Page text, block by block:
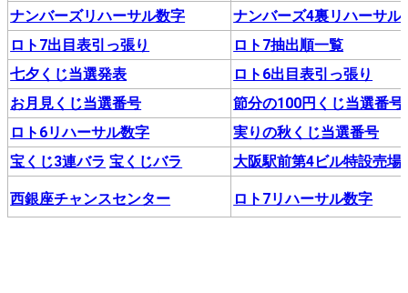
ナンバーズリハーサル数字
ナンバーズ4裏リハーサル
ロト7出目表引っ張り
ロト7抽出順一覧
七夕くじ当選発表
ロト6出目表引っ張り
お月見くじ当選番号
節分の100円くじ当選番号
ロト6リハーサル数字
実りの秋くじ当選番号
宝くじ3連バラ 宝くじバラ 大阪駅前第4ビル特設売場
西銀座チャンスセンター ロト7リハーサル数字